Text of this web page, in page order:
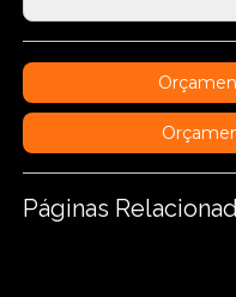
Páginas